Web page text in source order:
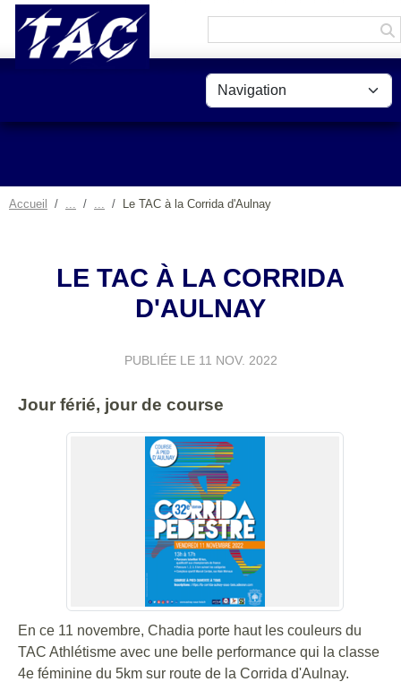
Accueil Le TAC à la Corrida d'Aulnay
LE TAC À LA CORRIDA
D'AULNAY
PUBLIÉE LE 11 NOV. 2022
Jour férié, jour de course
En ce 11 novembre, Chadia porte haut les couleurs du
TAC Athlétisme avec une belle performance qui la classe
4e féminine du 5km sur route de la Corrida d'Aulnay.
Panneau de gestion des cookies